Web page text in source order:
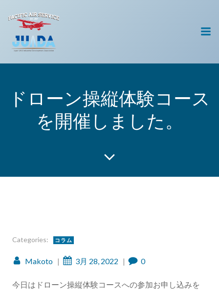
へ
ッ
プ
ドローン操縦体験コース
を開催しました。
Categories: コラム
Makoto | 3月 28, 2022 | 0
今日はドローン操縦体験コースへの参加お申し込みを